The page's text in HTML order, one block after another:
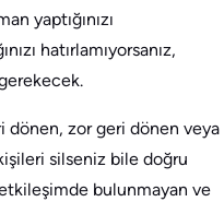
yaptığınızı
hatırlamıyorsanız,
dönen, zor geri dönen veya
silseniz bile doğru
bulunmayan ve